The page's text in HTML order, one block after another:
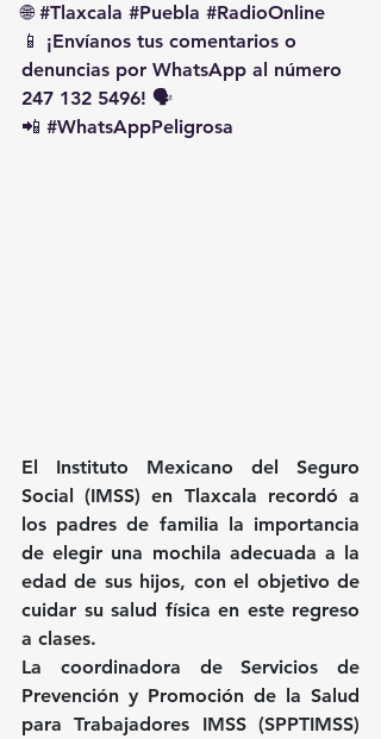
🌐 #Tlaxcala #Puebla #RadioOnline
📱 ¡Envíanos tus comentarios o
denuncias por WhatsApp al número
247 132 5496! 🗣️
📲 #WhatsAppPeligrosa
El Instituto Mexicano del Seguro
Social (IMSS) en Tlaxcala recordó a
los padres de familia la importancia
de elegir una mochila adecuada a la
edad de sus hijos, con el objetivo de
cuidar su salud física en este regreso
a clases.
La coordinadora de Servicios de
Prevención y Promoción de la Salud
para Trabajadores IMSS (SPPTIMSS)